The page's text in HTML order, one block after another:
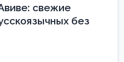
свежие
без